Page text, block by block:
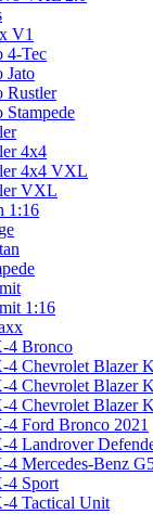
V1
4-Tec
Jato
Rustler
Stampede
4x4
4x4 VXL
VXL
1:16
1:16
4 Bronco
4 Chevrolet Blazer
4 Chevrolet Blazer
4 Chevrolet Blazer
4 Ford Bronco 2021
4 Landrover
4 Mercedes-Benz
4 Sport
4 Tactical Unit